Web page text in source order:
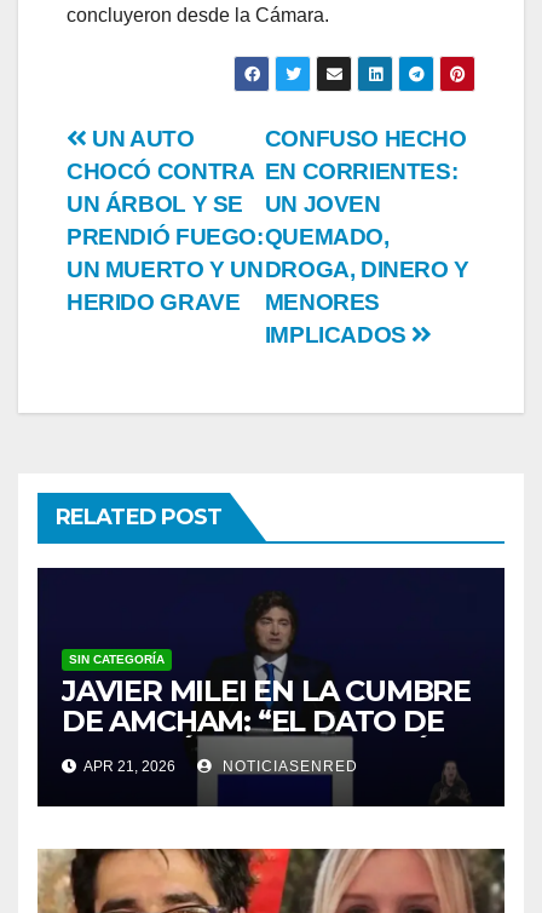
concluyeron desde la Cámara.
Post
navigation
CONFUSO HECHO
EN CORRIENTES:
UN JOVEN
QUEMADO,
DROGA, DINERO Y
MENORES
IMPLICADOS
UN AUTO
CHOCÓ CONTRA
UN ÁRBOL Y SE
PRENDIÓ FUEGO:
UN MUERTO Y UN
HERIDO GRAVE
RELATED POST
SIN CATEGORÍA
JAVIER MILEI EN LA CUMBRE
DE AMCHAM: “EL DATO DE
INFLACIÓN NO ME GUSTÓ”
APR 21, 2026 NOTICIASENRED